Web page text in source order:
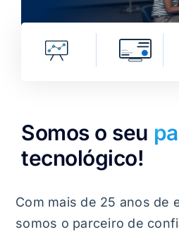
Assistência remota
Somos o seu
tecnológico!
Com mais de 25 anos de
somos o parceiro de